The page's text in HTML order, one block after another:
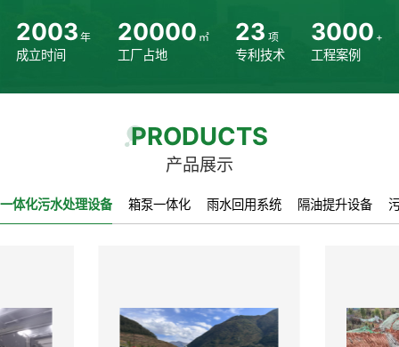
术，完善设备生产制造流程...
2003 年
成立时间
20000 ㎡
工厂占地
23 项
专利技术
3000 +
工程案例
PRODUCTS
产品展示
一体化污水处理设备 箱泵一体化 雨水回用系统 隔油提升设备